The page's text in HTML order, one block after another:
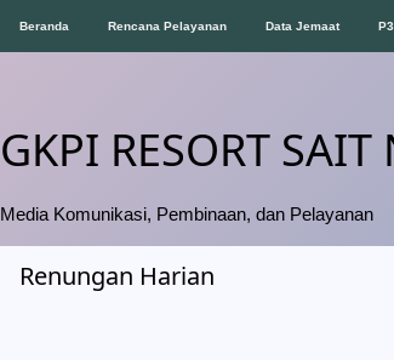
Beranda Rencana Pelayanan Data Jemaat
GKPI RESORT
Media Komunikasi, Pembinaan, dan Pelayanan
Renungan Harian